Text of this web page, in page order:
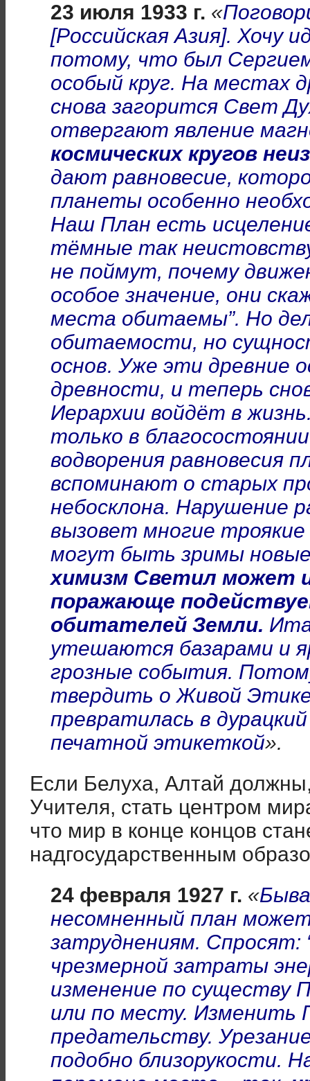
23 июля 1933 г. «
[Российская Азия]. Хочу
потому, что был
особый круг. На местах
снова загорится Свет
отвергают явление
космических кругов
дают равновесие,
планеты особенно
Наш План есть
тёмные так
не поймут, почему
особое значение, они
места обитаемы”. Но
обитаемости, но
основ. Уже эти древние
древности, и теперь
Иерархии войдёт в
только в
водворения равновесия
вспоминают о старых
небосклона. Нарушение
вызовет многие
могут быть зримы
химизм Светил может
поражающе
обитателей Земли.
утешаются базарами и
грозные события.
твердить о Живой
превратилась в
печатной этикеткой».
Если Белуха, Алтай
Учителя, стать центром
что мир в конце концов
надгосударственным
24 февраля 1927 г. «
несомненный план
затруднениям. Спросят:
чрезмерной затраты
изменение по существу
или по месту. Изменить
предательству.
подобно близорукости.